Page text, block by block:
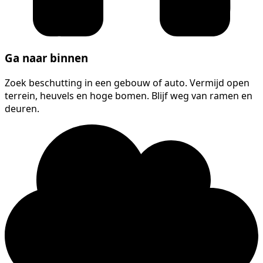
Ga naar binnen
Zoek beschutting in een gebouw of auto. Vermijd open
terrein, heuvels en hoge bomen. Blijf weg van ramen en
deuren.